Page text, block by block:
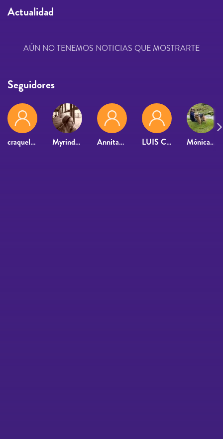
Actualidad
AÚN NO TENEMOS NOTICIAS QUE MOSTRARTE
Seguidores
craquelatu@hotmail.com Myrindella Annitabfm LUIS CANDA TABOADA Mónica Fontanals Morell